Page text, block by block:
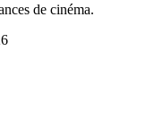
de cinéma.